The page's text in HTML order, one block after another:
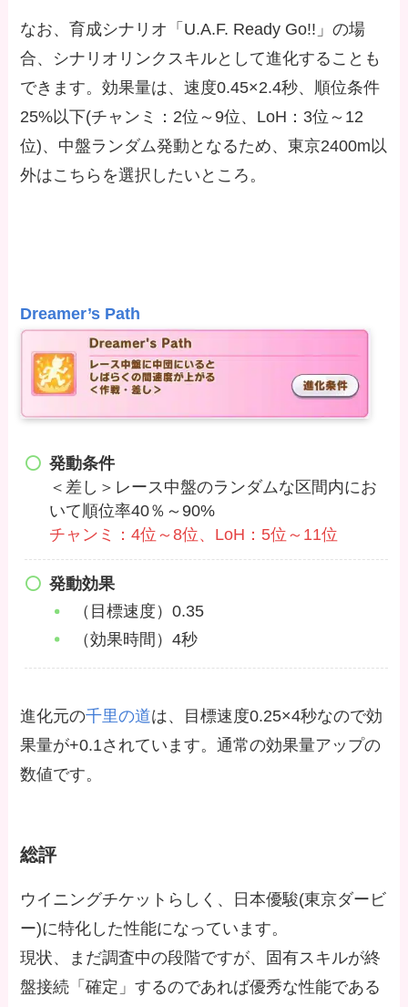
なお、育成シナリオ「U.A.F. Ready Go!!」の場
合、シナリオリンクスキルとして進化することも
できます。効果量は、速度0.45×2.4秒、順位条件
25%以下(チャンミ：2位～9位、LoH：3位～12
位)、中盤ランダム発動となるため、東京2400m以
外はこちらを選択したいところ。
Dreamer’s Path
発動条件
＜差し＞レース中盤のランダムな区間内にお
いて順位率40％～90%
チャンミ：4位～8位、LoH：5位～11位
発動効果
（目標速度）0.35
（効果時間）4秒
進化元の千里の道は、目標速度0.25×4秒なので効
果量が+0.1されています。通常の効果量アップの
数値です。
総評
ウイニングチケットらしく、日本優駿(東京ダービ
ー)に特化した性能になっています。
現状、まだ調査中の段階ですが、固有スキルが終
盤接続「確定」するのであれば優秀な性能である